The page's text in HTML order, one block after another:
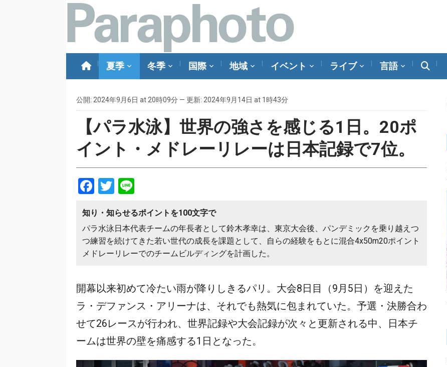
夏季 冬季 国際 地域 イベント ライブ 言語
公開: 2024年9月6日 at 20時09分 — 更新: 2024年9月14日 at 1時43分
【パラ水泳】世界の強さを感じる1日。20ポ
イント・メドレーリレーは日本記録で7位。
Facebook
Twitter
知り・知らせるポイントを100文字で
パラ水泳日本代表チームの年長者として鈴木孝幸は、東京大会後、パンデミックを乗り越えつ
つ練習を続けてきた若い世代の成長を課題として、自らの経験をもとに混合4x50m20ポイント
メドレーリレーでのチームビルディングを計画した。
開幕以来初めて冷たい雨が降りしきるパリ。大会8日目（9月5日）を迎えた
ラ・デファンス・アリーナは、それでも熱気に包まれていた。予選・決勝合わ
せて26レースが行われ、世界記録や大会記録が次々と更新される中、日本チ
ームは世界の壁を痛感する1日となった。